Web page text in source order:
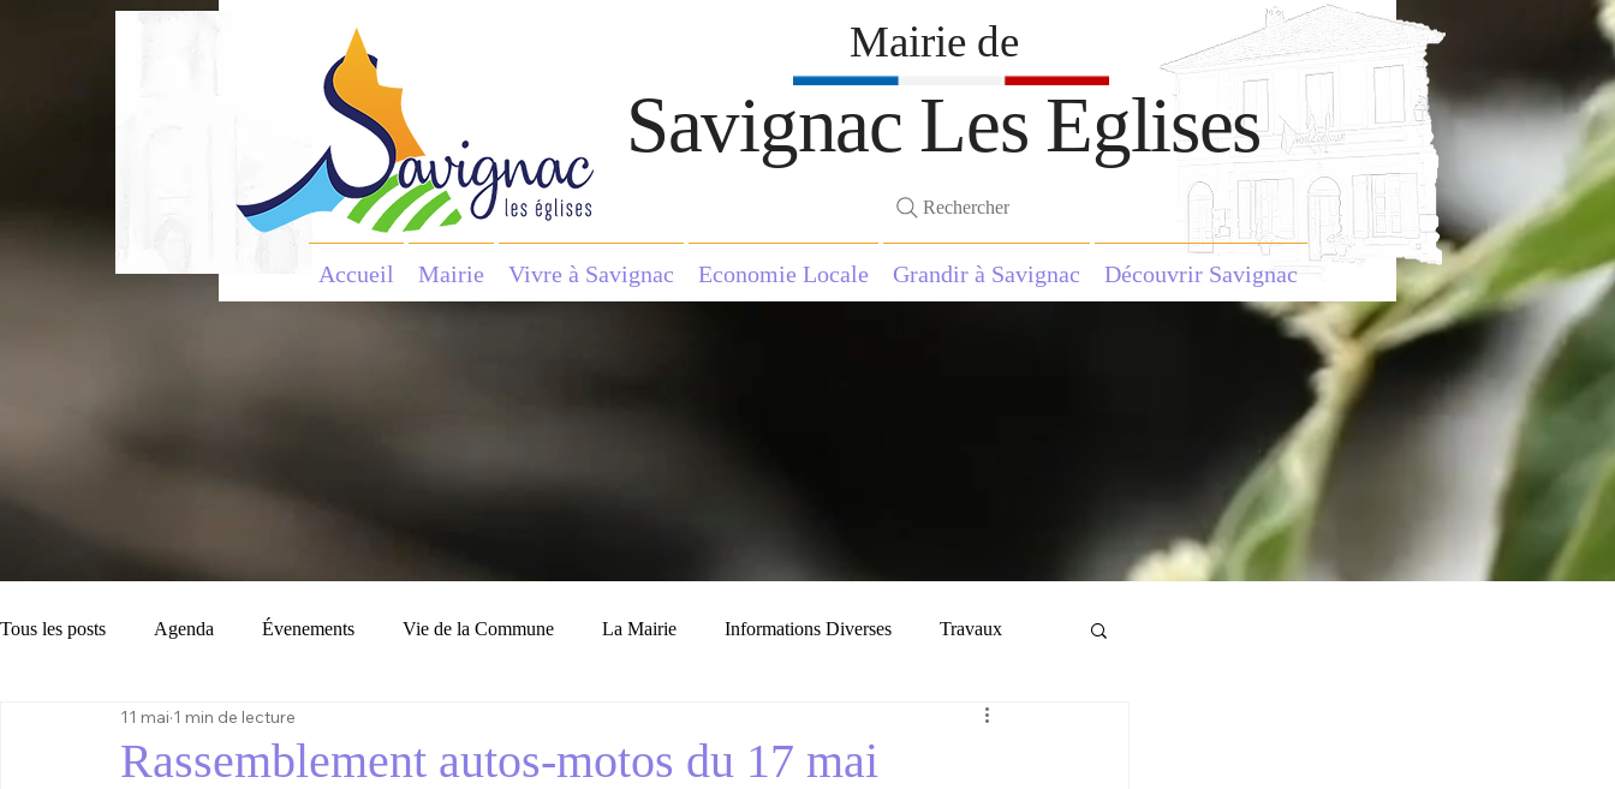
Savignac Les Eglises
Accueil Mairie Vivre à Savignac Economie Locale Grandir à Savignac Découvrir Savignac
Mairie de
Rechercher
Tous les posts Agenda Évenements Vie de la Commune La Mairie Informations Diverses Travaux
Tourisme Consignes
Rassemblement autos-motos du 17 mai
11 mai 1 min de lecture